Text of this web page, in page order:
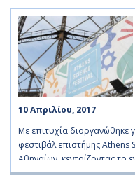
10 Απριλίου, 2017
Με επιτυχία διοργανώθηκε
φεστιβάλ επιστήμης
Αθηναίων, κεντρίζοντας το
μέρος αυτών ήταν